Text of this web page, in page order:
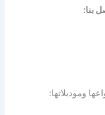
بنا:
وموديلاتها: